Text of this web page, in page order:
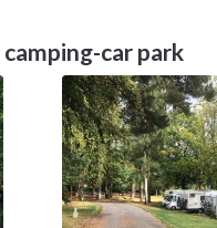
camping-car park